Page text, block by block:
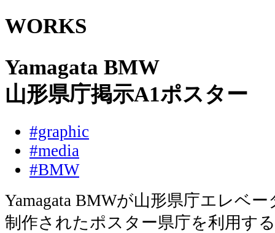
WORKS
Yamagata BMW
山形県庁掲示A1ポスター
#graphic
#media
#BMW
Yamagata BMWが山形県庁エレベ
制作されたポスター県庁を利用す